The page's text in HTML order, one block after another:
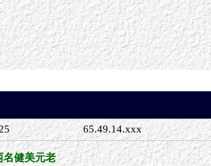
65.49.14.xxx
名健美元老